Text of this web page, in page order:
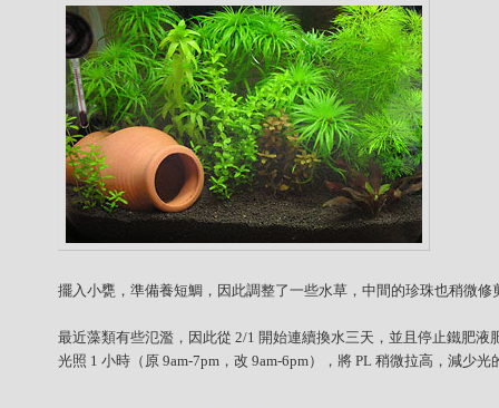
擺入小甕，準備養短鯛，因此調整了一些水草，中間的珍珠也稍微修
最近藻類有些氾濫，因此從 2/1 開始連續換水三天，並且停止鐵肥液
光照 1 小時（原 9am-7pm，改 9am-6pm），將 PL 稍微拉高，減少光